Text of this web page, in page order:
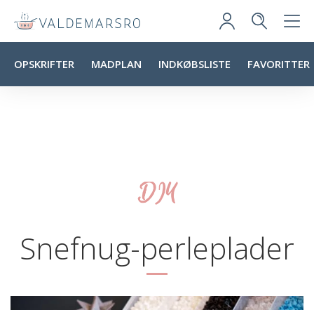
OPSKRIFTER MADPLAN INDKØBSLISTE FAVORITTER
DIY
Snefnug-perleplader